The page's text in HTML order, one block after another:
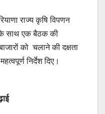
राज्य कृषि विपणन
के साथ एक बैठक की
को चलाने की दक्षता
निर्देश दिए।